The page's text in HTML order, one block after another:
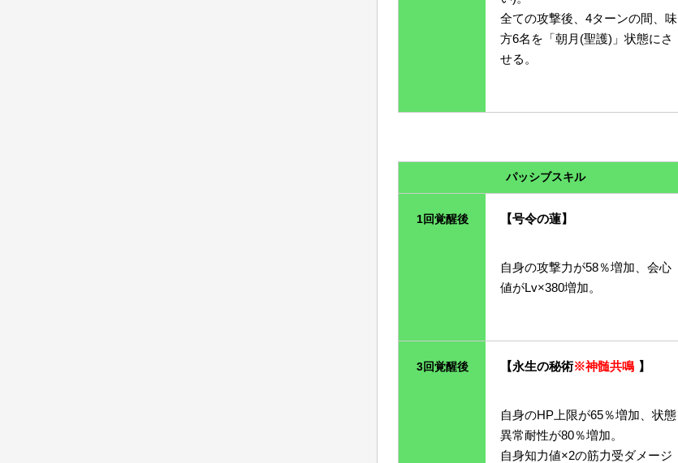
全ての攻撃後、4ターンの間、味
方6名を「朝月(聖護)」状態にさ
せる。
パッシブスキル
1回覚醒後 【号令の蓮】
自身の攻撃力が58％増加、会心
値がLv×380増加。
3回覚醒後 【永生の秘術※神髄共鳴 】
自身のHP上限が65％増加、状態
異常耐性が80％増加。
自身知力値×2の筋力受ダメージ